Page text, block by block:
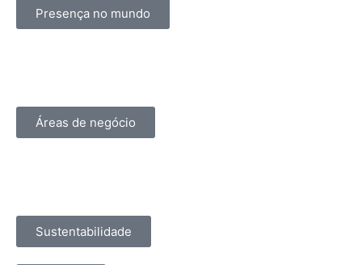
Presença no mundo
Áreas de negócio
Sustentabilidade